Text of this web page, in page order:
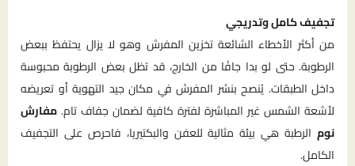
تجفيف كامل وتدريجي
من أكثر الأخطاء الشائعة تخزين المفرش وهو لا يزال يحتفظ ببعض
الرطوبة. حتى لو بدا جافًا من الخارج، قد تظل بعض الرطوبة محبوسة
داخل الطبقات. يُنصح بنشر المفرش في مكان جيد التهوية أو تعريضه
لأشعة الشمس غير المباشرة لفترة كافية لضمان جفاف تام. مفارش
نوم الرطبة هي بيئة مثالية للعفن والبكتيريا، فاحرص على التجفيف
الكامل.